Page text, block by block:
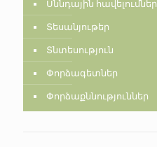
Սննդային հավելումներ
Տեսանյութեր
Տնտեսություն
Փորձագետներ
Փորձաքննություններ